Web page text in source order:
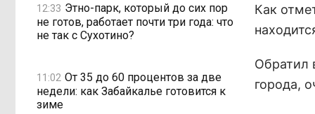
12:33 Этно-парк, который до сих пор
не готов, работает почти три года: что
не так с Сухотино?
11:02 От 35 до 60 процентов за две
недели: как Забайкалье готовится к
зиме
Как
Обратил
города,